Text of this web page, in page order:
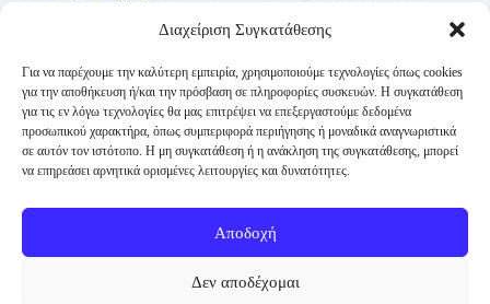
Διαχείριση Συγκατάθεσης
Για να παρέχουμε την καλύτερη εμπειρία, χρησιμοποιούμε τεχνολογίες όπως cookies
για την αποθήκευση ή/και την πρόσβαση σε πληροφορίες συσκευών. Η συγκατάθεση
για τις εν λόγω τεχνολογίες θα μας επιτρέψει να επεξεργαστούμε δεδομένα
προσωπικού χαρακτήρα, όπως συμπεριφορά περιήγησης ή μοναδικά αναγνωριστικά
σε αυτόν τον ιστότοπο. Η μη συγκατάθεση ή η ανάκληση της συγκατάθεσης, μπορεί
να επηρεάσει αρνητικά ορισμένες λειτουργίες και δυνατότητες.
Αποδοχή
Δεν αποδέχομαι
Νομοθεσία
Πολιτική Απορρήτου
Πολιτική Cookies (ΕΕ)
Επικοινωνία
Κυνηγετική Συνομοσπονδία Ελλάδος
TK 10431 Αθήνα
+30 210-3231271